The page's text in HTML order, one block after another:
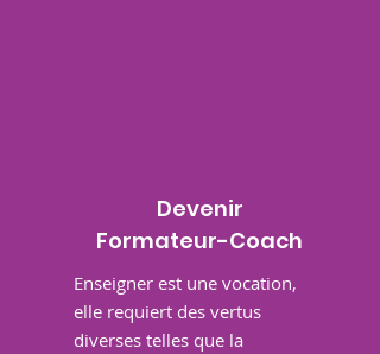
Devenir
Formateur-Coach
Enseigner est une vocation,
elle requiert des vertus
diverses telles que la